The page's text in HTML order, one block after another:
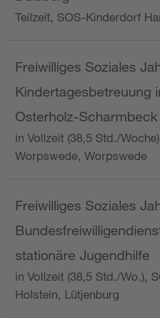
Teilzeit, SOS-Kinderdorf
Freiwilliges Soziales
Kindertagesbetreuung
Osterholz-
in Vollzeit (38,5 Std./
Worpswede, Worpswede
Freiwilliges Soziales
stationäre Jugendhilfe
in Vollzeit (38,5 Std./Wo.),
Holstein, Lütjenburg